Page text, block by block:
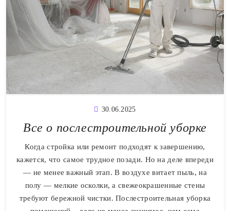
30.06.2025
Все о послестроительной уборке
Когда стройка или ремонт подходят к завершению,
кажется, что самое трудное позади. Но на деле впереди
— не менее важный этап. В воздухе витает пыль, на
полу — мелкие осколки, а свежеокрашенные стены
требуют бережной чистки. Послестроительная уборка